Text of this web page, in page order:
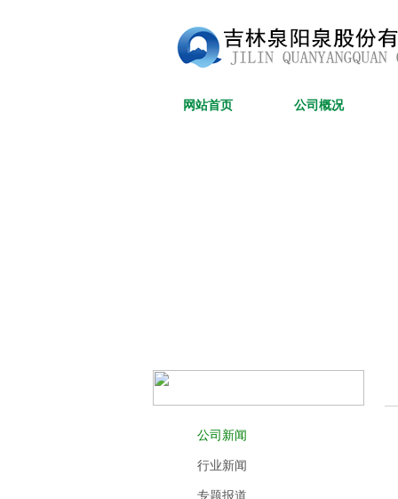
网站首页 公司概况
公司新闻
行业新闻
专题报道